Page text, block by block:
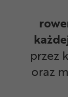
przez
oraz